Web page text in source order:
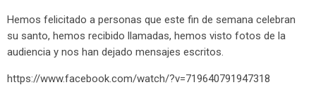
Hemos felicitado a personas que este fin de semana celebran
su santo, hemos recibido llamadas, hemos visto fotos de la
audiencia y nos han dejado mensajes escritos.
https://www.facebook.com/watch/?v=719640791947318